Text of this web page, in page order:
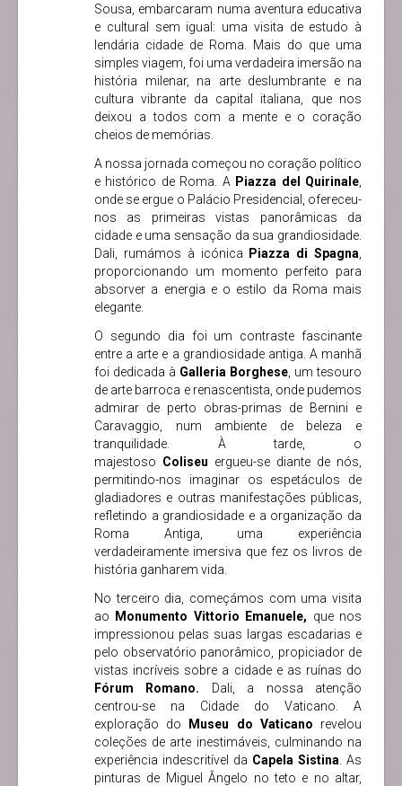
Sousa, embarcaram numa aventura educativa
e cultural sem igual: uma visita de estudo à
lendária cidade de Roma. Mais do que uma
simples viagem, foi uma verdadeira imersão na
história milenar, na arte deslumbrante e na
cultura vibrante da capital italiana, que nos
deixou a todos com a mente e o coração
cheios de memórias.
A nossa jornada começou no coração político
e histórico de Roma. A Piazza del Quirinale
onde se ergue o Palácio Presidencial, ofereceu-
nos as primeiras vistas panorâmicas da
cidade e uma sensação da sua grandiosidade.
Dali, rumámos à icónica
Piazza di Spagna
proporcionando um momento perfeito para
absorver a energia e o estilo da Roma mais
elegante.
O segundo dia foi um contraste fascinante
entre a arte e a grandiosidade antiga. A manhã
foi dedicada à Galleria Borghese , um tesouro
de arte barroca e renascentista, onde pudemos
admirar de perto obras-primas de Bernini e
Caravaggio, num ambiente de beleza e
tranquilidade. À tarde, o
majestoso Coliseu ergueu-se diante de nós,
permitindo-nos imaginar os espetáculos de
gladiadores e outras manifestações públicas,
refletindo a grandiosidade e a organização da
Roma Antiga, uma experiência
verdadeiramente imersiva que fez os livros de
história ganharem vida.
No terceiro dia, começámos com uma visita
ao
Monumento Vittorio Emanuele, que nos
impressionou pelas suas largas escadarias e
pelo observatório panorâmico, propiciador de
vistas incríveis sobre a cidade e as ruínas do
Fórum Romano. Dali, a nossa atenção
centrou-se na Cidade do Vaticano. A
exploração do
Museu do Vaticano revelou
coleções de arte inestimáveis, culminando na
experiência indescritível da Capela Sistina . As
pinturas de Miguel Ângelo no teto e no altar,